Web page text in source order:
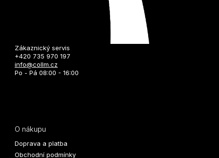
Zákaznický servis
+420 735 970 197
info@collm.cz
Po - Pá 08:00 - 16:00
O nákupu
Doprava a platba
Obchodní podmínky